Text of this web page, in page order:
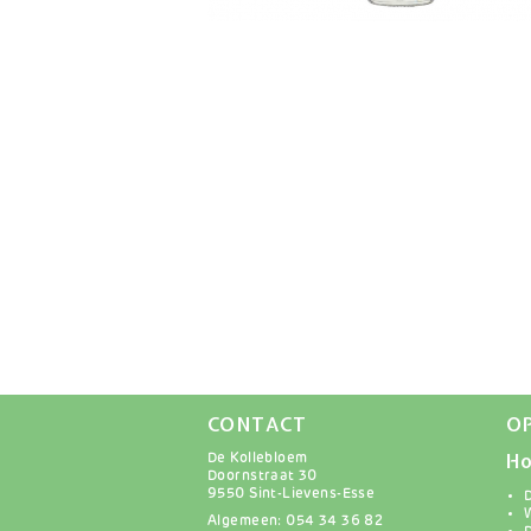
CONTACT
De Kollebloem
Doornstraat 30
9550 Sint-Lievens-Esse
Algemeen: 054 34 36 82